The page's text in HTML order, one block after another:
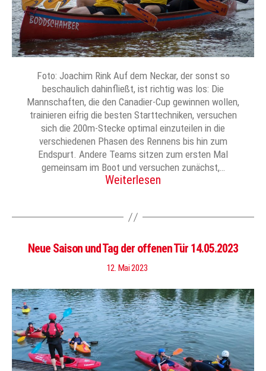
Foto: Joachim Rink Auf dem Neckar, der sonst so
beschaulich dahinfließt, ist richtig was los: Die
Mannschaften, die den Canadier-Cup gewinnen wollen,
trainieren eifrig die besten Starttechniken, versuchen
sich die 200m-Stecke optimal einzuteilen in die
verschiedenen Phasen des Rennens bis hin zum
Endspurt. Andere Teams sitzen zum ersten Mal
gemeinsam im Boot und versuchen zunächst,…
Weiterlesen
Neue Saison und Tag der offenen Tür 14.05.2023
12. Mai 2023